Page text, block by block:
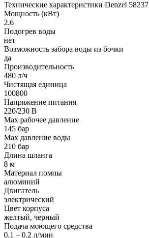
Технические характеристики Denzel 58237
Мощность (кВт)
2.6
Подогрев воды
нет
Возможность забора воды из бочки
да
Производительность
480 л/ч
Чистящая единица
100800
Напряжение питания
220/230 В
Мах рабочее давление
145 бар
Max давление воды
210 бар
Длина шланга
8 м
Материал помпы
алюминий
Двигатель
электрический
Цвет корпуса
желтый, черный
Подача моющего средства
0.1 – 0.2 л/мин